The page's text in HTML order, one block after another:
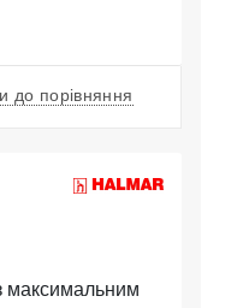
до порівняння
максимальним